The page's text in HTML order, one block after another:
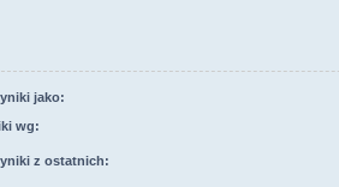
jako:
wg:
z ostatnich: